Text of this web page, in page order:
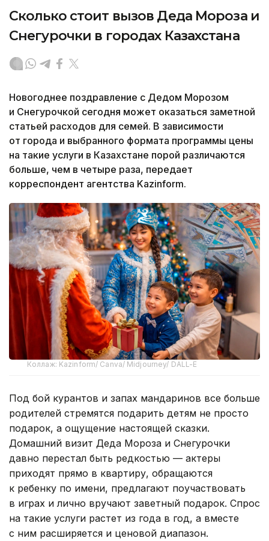
Сколько стоит вызов Деда Мороза и
Снегурочки в городах Казахстана
Новогоднее поздравление с Дедом Морозом
и Снегурочкой сегодня может оказаться заметной
статьей расходов для семей. В зависимости
от города и выбранного формата программы цены
на такие услуги в Казахстане порой различаются
больше, чем в четыре раза, передает
корреспондент агентства Kazinform.
Коллаж: Kazinform/ Canva/ Midjourney/ DALL-E
Под бой курантов и запах мандаринов все больше
родителей стремятся подарить детям не просто
подарок, а ощущение настоящей сказки.
Домашний визит Деда Мороза и Снегурочки
давно перестал быть редкостью — актеры
приходят прямо в квартиру, обращаются
к ребенку по имени, предлагают поучаствовать
в играх и лично вручают заветный подарок. Спрос
на такие услуги растет из года в год, а вместе
с ним расширяется и ценовой диапазон.